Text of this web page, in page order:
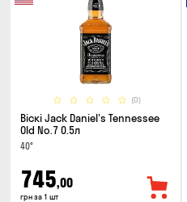
(0)
Віскі Jack Daniel's Tennessee
Old No.7 0.5л
40°
745,00
грн за 1 шт